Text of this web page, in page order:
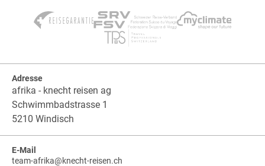
Adresse
afrika - knecht reisen ag
Schwimmbadstrasse 1
5210 Windisch
E-Mail
team-afrika@knecht-reisen.ch